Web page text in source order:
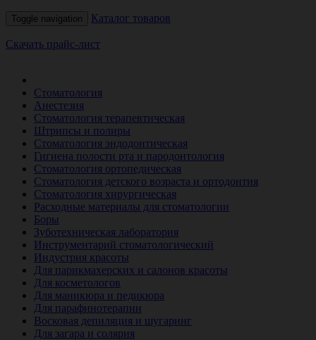
Toggle navigation Каталог товаров
Скачать прайс-лист
Стоматология
Анестезия
Стоматология терапевтическая
Штрипсы и полиры
Стоматология эндодонтическая
Гигиена полости рта и пародонтология
Стоматология ортопедическая
Стоматология детского возраста и ортодонтия
Стоматология хирургическая
Расходные материалы для стоматологии
Боры
Зуботехническая лаборатория
Инструментарий стоматологический
Индустрия красоты
Для парикмахерских и салонов красоты
Для косметологов
Для маникюра и педикюра
Для парафинотерапии
Восковая депиляция и шугаринг
Для загара и солярия